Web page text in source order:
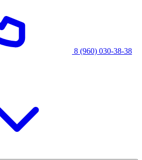
8 (960) 030-38-38